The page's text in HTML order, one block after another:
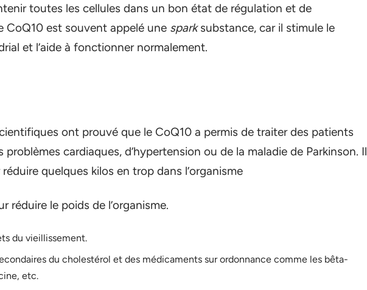
toutes les cellules dans un bon état de régulation et de
CoQ10 est souvent appelé une sparksubstance, car il stimule le
et l’aide à fonctionner normalement.
ont prouvé que le CoQ10 a permis de traiter des patients
cardiaques, d’hypertension ou de la maladie de Parkinson. Il
quelques kilos en trop dans l’organisme
réduire le poids de l’organisme.
du vieillissement.
du cholestérol et des médicaments sur ordonnance comme les bêta-
etc.